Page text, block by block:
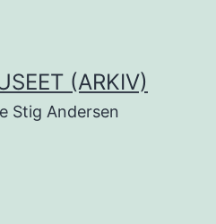
(ARKIV)
Stig Andersen